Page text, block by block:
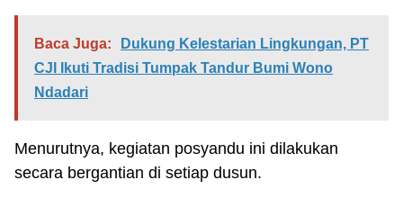
Baca Juga:
Dukung Kelestarian Lingkungan, PT
CJI Ikuti Tradisi Tumpak Tandur Bumi Wono
Ndadari
Menurutnya, kegiatan posyandu ini dilakukan
secara bergantian di setiap dusun.